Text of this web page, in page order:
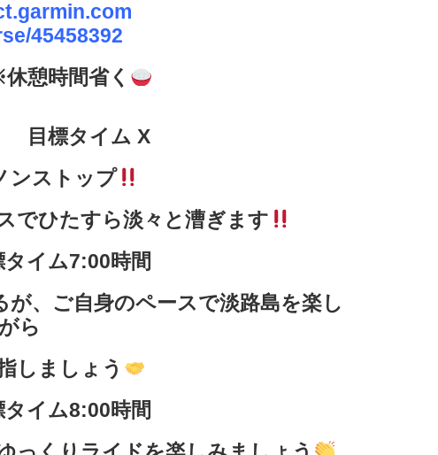
45458392
憩時間省く
目標タイム X
ンストップ
でひたすら淡々と漕ぎます
イム7:00時間
が、ご自身のペースで淡路島を楽し
ら
しましょう
イム8:00時間